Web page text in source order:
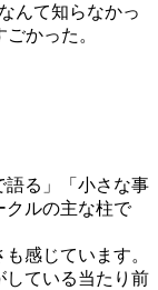
んて知らなかっ
かった。
語る」「小さな事
クルの主な柱で
感じています。
している当たり前